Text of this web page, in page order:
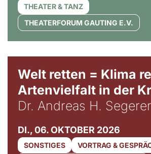
THEATER & TANZ
THEATERFORUM GAUTING E.V.
Welt retten = Klima
Artenvielfalt in der
Dr. Andreas H. Segerer
DI., 06. OKTOBER 2026
SONSTIGES
VORTRAG &